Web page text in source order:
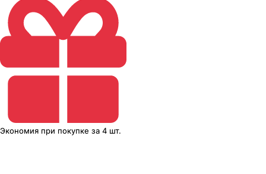
Экономия при покупке за 4 шт.